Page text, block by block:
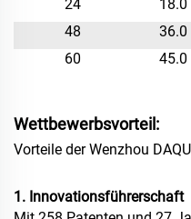
24
18.0
48
36.0
60
45.0
Wettbewerbsvorteil:
Vorteile der Wenzhou
1. Innovationsführerschaft